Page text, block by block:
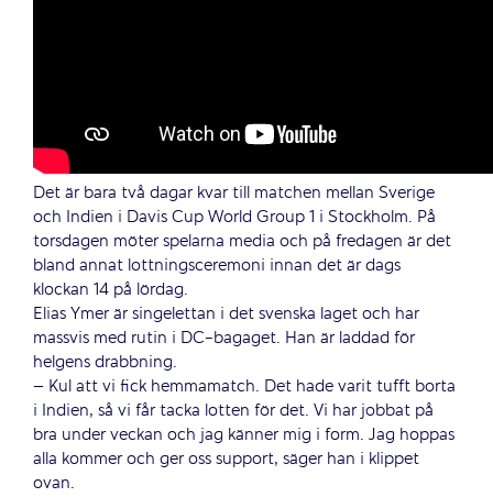
Det är bara två dagar kvar till matchen mellan Sverige
och Indien i Davis Cup World Group 1 i Stockholm. På
torsdagen möter spelarna media och på fredagen är det
bland annat lottningsceremoni innan det är dags
klockan 14 på lördag.
Elias Ymer är singelettan i det svenska laget och har
massvis med rutin i DC-bagaget. Han är laddad för
helgens drabbning.
– Kul att vi fick hemmamatch. Det hade varit tufft borta
i Indien, så vi får tacka lotten för det. Vi har jobbat på
bra under veckan och jag känner mig i form. Jag hoppas
alla kommer och ger oss support, säger han i klippet
ovan.